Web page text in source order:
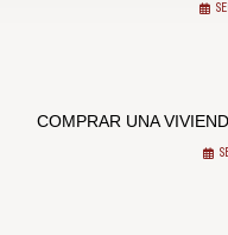
COMPRAR UNA